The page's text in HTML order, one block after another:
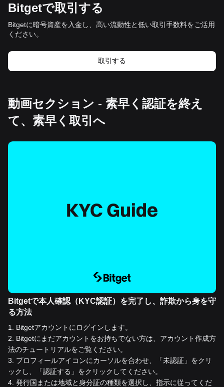
Bitgetで取引する
Bitgetに暗号資産を入金し、高い流動性と低い取引手数料をご活用
ください。
取引する
動画セクション - 素早く認証を終え
て、素早く取引へ
Bitgetで本人確認（KYC認証）を完了し、詐欺から身を守
る方法
1
Bitgetアカウントにログインします。
2
Bitgetにまだアカウントをお持ちでない方は、アカウント作成方
法のチュートリアルをご覧ください。
3
プロフィールアイコンにカーソルを合わせ、「未認証」をクリ
ックし、「認証する」をクリックしてください。
4 発行国または地域と身分証の種類を選択し、指示に従ってくだ